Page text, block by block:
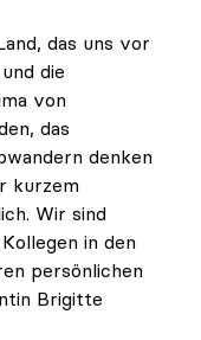
das uns vor
die
von
das
denken
kurzem
Wir sind
in den
persönlichen
Brigitte